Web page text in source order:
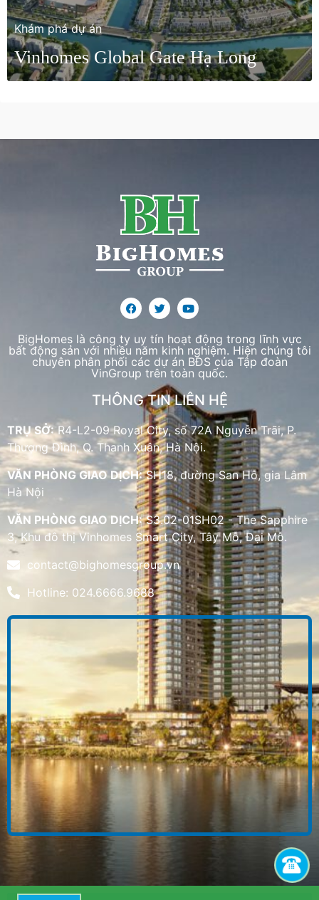
Khám phá dự án
Vinhomes Global Gate Hạ Long
BigHomes là công ty uy tín hoạt động trong lĩnh vực
bất động sản với nhiều năm kinh nghiệm. Hiện chúng tôi
chuyên phân phối các dự án BĐS của Tập đoàn
VinGroup trên toàn quốc.
THÔNG TIN LIÊN HỆ
TRỤ SỞ:R4-L2-09 Royal City, số 72A Nguyễn Trãi, P.
Thượng Đình, Q. Thanh Xuân, Hà Nội.
VĂN PHÒNG GIAO DỊCH:SH18, đường San Hô, gia Lâm
Hà Nội
VĂN PHÒNG GIAO DỊCH:S3.02-01SH02 - The Sapphire
3, Khu đô thị Vinhomes Smart City, Tây Mỗ, Đại Mỗ.
contact@bighomesgroup.vn
Hotline: 024.6666.9688